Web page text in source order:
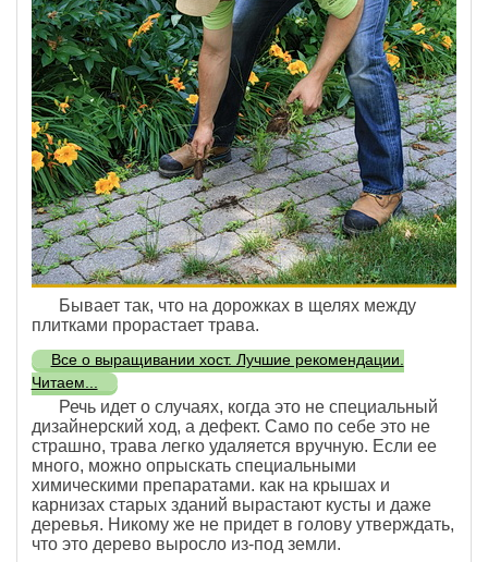
Бывает так, что на дорожках в щелях между
плитками прорастает трава.
Все о выращивании хост. Лучшие рекомендации.
Читаем...
Речь идет о случаях, когда это не специальный
дизайнерский ход, а дефект. Само по себе это не
страшно, трава легко удаляется вручную. Если ее
много, можно опрыскать специальными
химическими препаратами. как на крышах и
карнизах старых зданий вырастают кусты и даже
деревья. Никому же не придет в голову утверждать,
что это дерево выросло из-под земли.